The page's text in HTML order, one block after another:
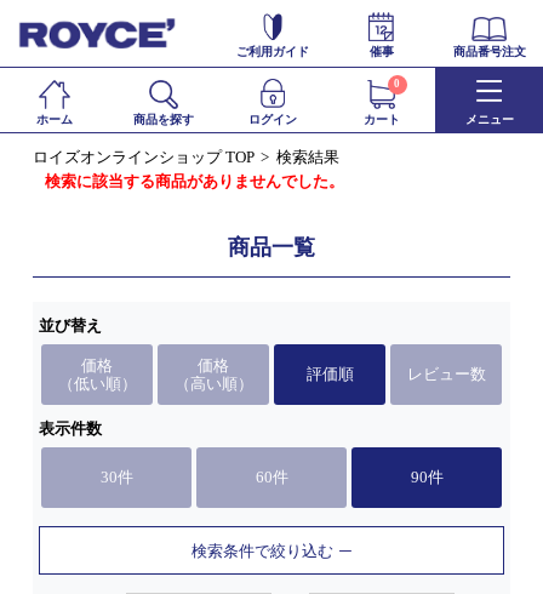
ご利用ガイド 催事 商品番号注文
ホーム 商品を探す ログイン カート
0
メニュー
ロイズオンラインショップ TOP
検索結果
検索に該当する商品がありませんでした。
商品一覧
並び替え
価格
（低い順）
価格
（高い順）
評価順 レビュー数
表示件数
30件 60件 90件
検索条件で絞り込む